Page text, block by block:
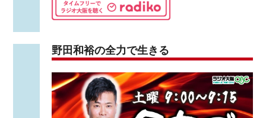
野田和裕の全力で生きる